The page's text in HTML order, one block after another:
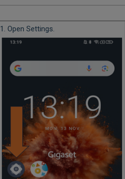
1. Open Settings.